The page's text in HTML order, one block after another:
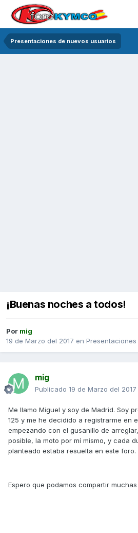
Presentaciones de nuevos usuarios
¡Buenas noches a todos!
Por mig
19 de Marzo del 2017 en
mig
Publicado 19 de Marzo del 2017
Me llamo Miguel y soy de Madrid. Soy
125 y me he decidido a registrarme en
empezando con el gusanillo de
posible, la moto por mí mismo, y cada
planteado estaba resuelta en este foro.
Espero que podamos compartir